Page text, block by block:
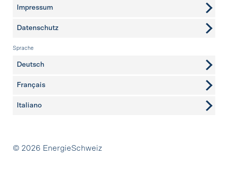
Impressum
Datenschutz
Sprache
Deutsch
Français
Italiano
Partner
© 2026 EnergieSchweiz